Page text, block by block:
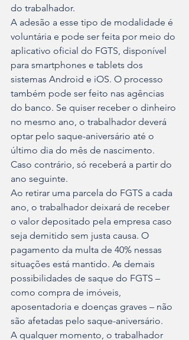
do trabalhador.
A adesão a esse tipo de modalidade é
voluntária e pode ser feita por meio do
aplicativo oficial do FGTS, disponível
para smartphones e tablets dos
sistemas Android e iOS. O processo
também pode ser feito nas agências
do banco. Se quiser receber o dinheiro
no mesmo ano, o trabalhador deverá
optar pelo saque-aniversário até o
último dia do mês de nascimento.
Caso contrário, só receberá a partir do
ano seguinte.
Ao retirar uma parcela do FGTS a cada
ano, o trabalhador deixará de receber
o valor depositado pela empresa caso
seja demitido sem justa causa. O
pagamento da multa de 40% nessas
situações está mantido. As demais
possibilidades de saque do FGTS –
como compra de imóveis,
aposentadoria e doenças graves – não
são afetadas pelo saque-aniversário.
A qualquer momento, o trabalhador